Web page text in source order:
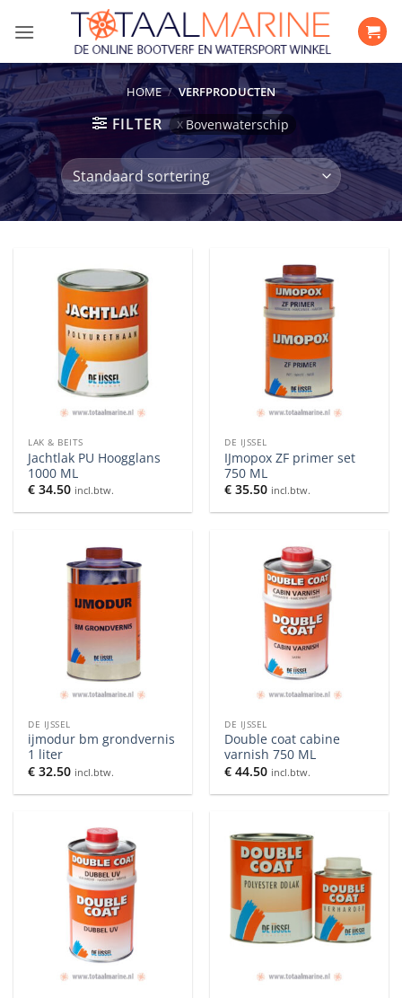
naar
HOME / VERFPRODUCTEN
FILTER Bovenwaterschip
LAK & BEITS
Jachtlak PU Hoogglans
1000 ML
€ 34.50 incl.btw.
DE IJSSEL
IJmopox ZF primer set
750 ML
€ 35.50 incl.btw.
DE IJSSEL
ijmodur bm grondvernis
1 liter
€ 32.50 incl.btw.
DE IJSSEL
Double coat cabine
varnish 750 ML
€ 44.50 incl.btw.